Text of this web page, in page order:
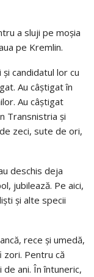
a sluji pe moșia
pe Kremlin.
candidatul lor cu
Au câștigat în
Au câștigat
Transnistria și
zeci, sute de ori,
deschis deja
jubilează. Pe aici,
și alte specii
rece și umedă,
zori. Pentru că
ani. În întuneric,